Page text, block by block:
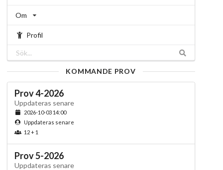
Om
Profil
KOMMANDE PROV
Prov 4-2026
Uppdateras senare
2026-10-03 14:00
Uppdateras senare
12 + 1
Prov 5-2026
Uppdateras senare